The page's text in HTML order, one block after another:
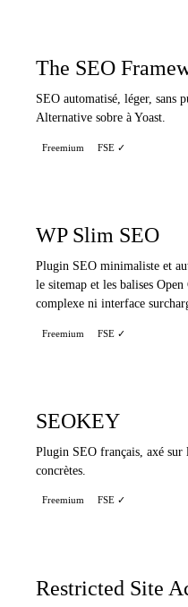
The SEO
SEO automatisé, léger, sans
Alternative sobre à Yoast.
Freemium FSE ✓
WP Slim SEO
Plugin SEO minimaliste et
le sitemap et les balises
complexe ni interface
Freemium FSE ✓
SEOKEY
Plugin SEO français, axé sur
concrètes.
Freemium FSE ✓
Restricted Site